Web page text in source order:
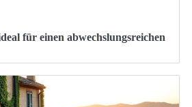
für einen abwechslungsreichen